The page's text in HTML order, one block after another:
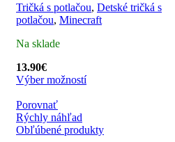
Tričká s potlačou, Detské tričká s
potlačou, Minecraft
Na sklade
13.90€
Výber možností
Porovnať
Rýchly náhľad
Obľúbené produkty